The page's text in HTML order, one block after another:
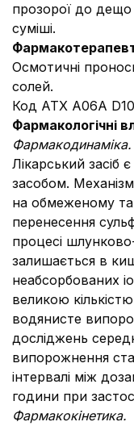
прозорої до
суміші.
Осмотичні
солей.
Код АТХ А06A
Фармакологічні
Фармакодинаміка.
Лікарський
засобом.
на обмеженому
перенесення
процесі
залишається в
неабсорбованих
великою
водянисте
досліджень
випорожнення
інтервалі між
години при
Фармакокінетика.